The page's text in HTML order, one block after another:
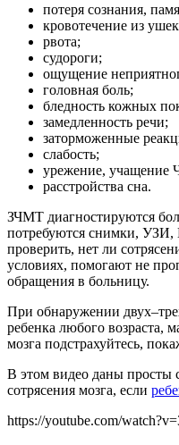
потеря сознания,
кровотечение из
рвота;
судороги;
ощущение
головная боль;
бледность кожных
замедленность речи;
заторможенные
слабость;
урежение, учащение
расстройства сна.
ЗЧМТ диагностируются
потребуются снимки,
проверить, нет ли
условиях, помогают не
обращения в больницу.
При обнаружении
ребенка любого возраста,
мозга подстрахуйтесь,
В этом видео даны просты
сотрясения мозга, если
https://youtube.com/